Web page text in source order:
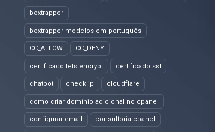
boxtrapper
boxtrapper modelos em português
CC_ALLOW CC_DENY
certificado lets encrypt certificado ssl
chatbot check ip cloudflare
como criar domínio adicional no cpanel
configurar email consultoria cpanel